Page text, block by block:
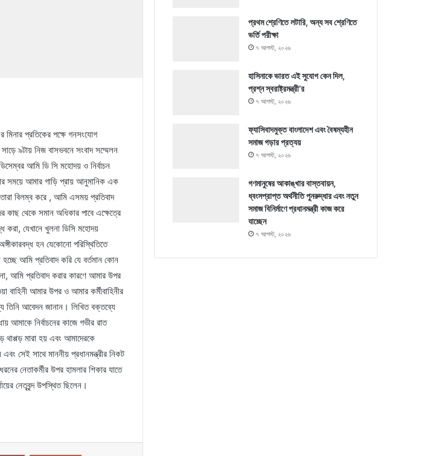
প্রতিকের পক্ষে গনসংযোগ
৯টায় নিজ বাসভবনে সংবাদ সম্মেলন
আমি ডি সি মহোদয় ও নির্বাচন
সময়ে আমার গাড়ি প্রায় আনুমানিক এক
বিলম্ব করে , আমি এসময় প্রতিবাদ
কাছ থেকে সমান অধিকার পাবে এক্ষেত্রে
করা, যেখানে খুলনা ডিসি মহোদয়
হন যেকোনো পরিস্থিতিতে
আমি প্রতিবাদ করি যে বর্তমান কোন
আমি প্রতিবাদ করার কারণে আমার উপর
আমার উপর ও আমার কর্মীবাহিনীর
তিনি আবেদন জানান। লিখিত বক্তব্যে
আমাকে নির্বাচনের কাজে গভীর রাত
মারা হয় এবং আমাদেরকে
সেই সাথে মাননীয় প্রধানমন্ত্রীর নিকট
নেতাকর্মীর উপর হামলার শিকার যাতে
নেতৃবৃন্দ উপস্থিত ছিলেন।
প্রথম শ্রেণিতে লটারি, অন্য সব শ্রেণিতে
ভর্তি পরীক্ষা
৭ আগস্ট, ২০২৬
হাসিনাকে ভারত এই সুযোগ কেন দিল,
প্রশ্ন স্বরাষ্ট্রমন্ত্রী’র
৭ আগস্ট, ২০২৬
ফ্যাসিবাদমুক্ত বাংলাদেশ এবং বৈষম্যহীন
সমাজ গড়ার প্রত্যয়
৭ আগস্ট, ২০২৬
গণমানুষের আকাঙ্খার বাস্তবায়ন,
ধ্বংসপ্রাপ্ত অর্থনীতি পুনরুদ্ধার এবং নতুন
সমাজ বিনির্মাণে প্রধানমন্ত্রী কাজ করে
যাচ্ছেন
৭ আগস্ট, ২০২৬